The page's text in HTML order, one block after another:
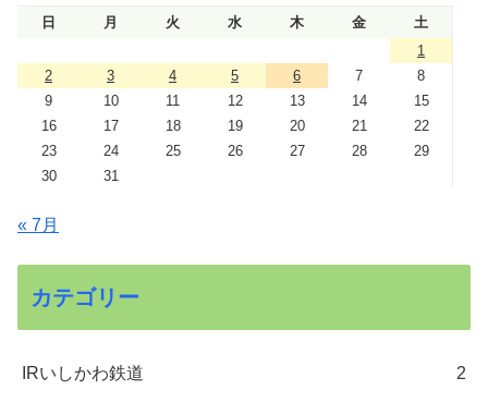
日 月 火 水 木 金
土
1
2
3 4 5 6 7
8
9
10 11 12 13 14
15
16
17 18 19 20 21
22
23
24 25 26 27 28
29
30
31
« 7月
カテゴリー
IRいしかわ鉄道 2